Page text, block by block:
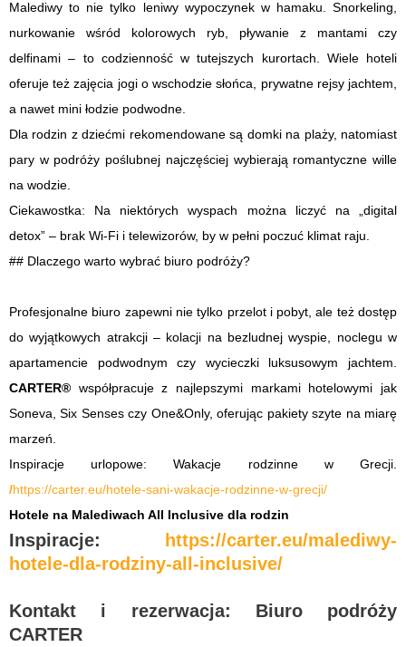
Malediwy to nie tylko leniwy wypoczynek w hamaku. Snorkeling,
nurkowanie wśród kolorowych ryb, pływanie z mantami czy
delfinami – to codzienność w tutejszych kurortach. Wiele hoteli
oferuje też zajęcia jogi o wschodzie słońca, prywatne rejsy jachtem,
a nawet mini łodzie podwodne.
Dla rodzin z dziećmi rekomendowane są domki na plaży, natomiast
pary w podróży poślubnej najczęściej wybierają romantyczne wille
na wodzie.
Ciekawostka: Na niektórych wyspach można liczyć na „digital
detox” – brak Wi-Fi i telewizorów, by w pełni poczuć klimat raju.
## Dlaczego warto wybrać biuro podróży?
Profesjonalne biuro zapewni nie tylko przelot i pobyt, ale też dostęp
do wyjątkowych atrakcji – kolacji na bezludnej wyspie, noclegu w
apartamencie podwodnym czy wycieczki luksusowym jachtem.
CARTER® współpracuje z najlepszymi markami hotelowymi jak
Soneva, Six Senses czy One&Only, oferując pakiety szyte na miarę
marzeń.
Inspiracje urlopowe: Wakacje rodzinne w Grecji.
/https://carter.eu/hotele-sani-wakacje-rodzinne-w-grecji/
Hotele na Malediwach All Inclusive dla rodzin
Inspiracje:
https://carter.eu/malediwy-
hotele-dla-rodziny-all-inclusive/
Kontakt i rezerwacja: Biuro podróży
CARTER